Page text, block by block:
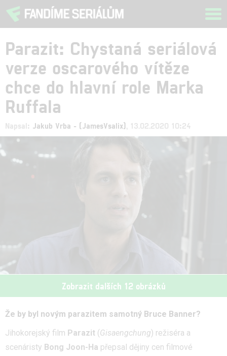
Parazit: Chystaná seriálová
verze oscarového vítěze
chce do hlavní role Marka
Ruffala
Napsal: Jakub Vrba - (JamesVsalix) , 13.02.2020 10:24
Zobrazit dalších 12 obrázků
Že by byl novým parazitem samotný Bruce Banner?
Jihokorejský film Parazit (Gisaengchung) režiséra a
scenáristy Bong Joon-Ha přepsal dějiny cen filmové